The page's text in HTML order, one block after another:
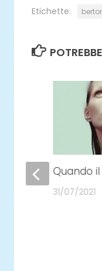
0
Quando
31/07/2021